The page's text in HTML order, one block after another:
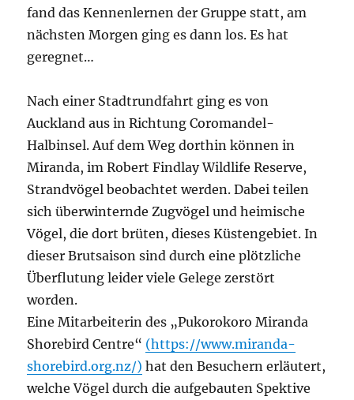
fand das Kennenlernen der Gruppe statt, am
nächsten Morgen ging es dann los. Es hat
geregnet…
Nach einer Stadtrundfahrt ging es von
Auckland aus in Richtung Coromandel-
Halbinsel. Auf dem Weg dorthin können in
Miranda, im Robert Findlay Wildlife Reserve,
Strandvögel beobachtet werden. Dabei teilen
sich überwinternde Zugvögel und heimische
Vögel, die dort brüten, dieses Küstengebiet. In
dieser Brutsaison sind durch eine plötzliche
Überflutung leider viele Gelege zerstört
worden.
Eine Mitarbeiterin des „Pukorokoro Miranda
Shorebird Centre“ (https://www.miranda-
shorebird.org.nz/) hat den Besuchern erläutert,
welche Vögel durch die aufgebauten Spektive